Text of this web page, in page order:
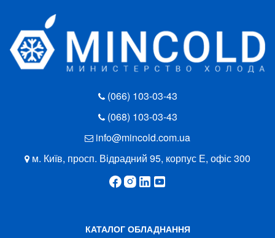
(066) 103-03-43
(068) 103-03-43
info@mincold.com.ua
м. Київ, просп. Відрадний 95, корпус Е, офіс 300
КАТАЛОГ ОБЛАДНАННЯ